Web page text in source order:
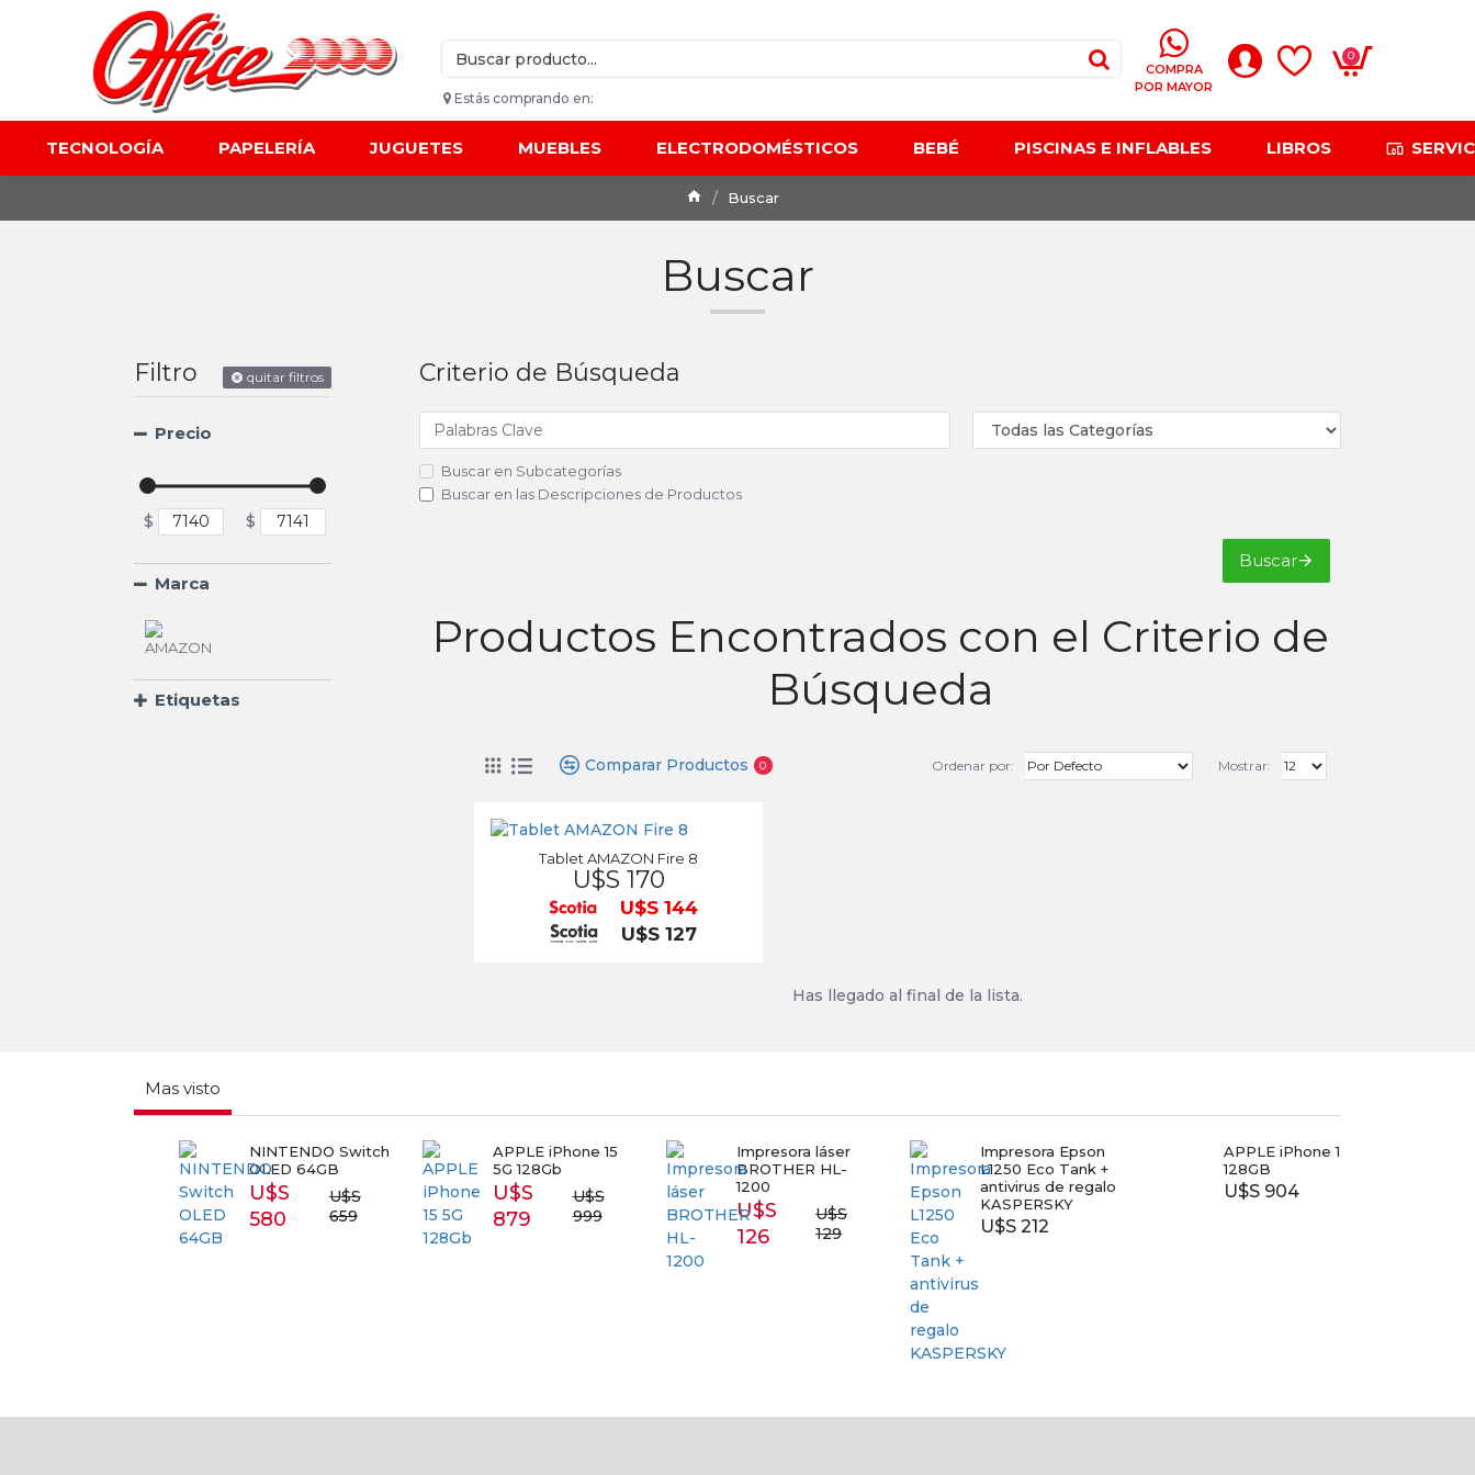
Estás comprando en:
COMPRA
POR MAYOR
0
TECNOLOGÍA PAPELERÍA JUGUETES MUEBLES ELECTRODOMÉSTICOS BEBÉ PISCINAS E INFLABLES LIBROS
Buscar
Buscar
Filtro quitar filtros
Precio
$ $
Marca
Etiquetas
Criterio de Búsqueda
Buscar en Subcategorías
Buscar en las Descripciones de Productos
Buscar
Productos Encontrados con el Criterio de
Búsqueda
Comparar Productos 0 Ordenar por: Mostrar:
Tablet AMAZON Fire 8
U$S 170
U$S 144
U$S 127
Has llegado al final de la lista.
Mas visto
NINTENDO Switch
OLED 64GB
U$S
580
APPLE iPhone 15
5G 128Gb
U$S
879
Impresora láser
BROTHER HL-
1200
U$S
Impresora Epson
L1250 Eco Tank +
antivirus de regalo
KASPERSKY
U$S 212
APPLE iPhone 13
128GB
U$S 904